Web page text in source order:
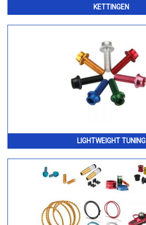
KETTINGEN
LIGHTWEIGHT TUNING